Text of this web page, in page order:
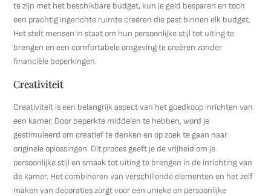
te zijn met het beschikbare budget, kun je geld besparen en toch
een prachtig ingerichte ruimte creëren die past binnen elk budget.
Het stelt mensen in staat om hun persoonlijke stijl tot uiting te
brengen en een comfortabele omgeving te creëren zonder
financiële beperkingen.
Creativiteit
Creativiteit is een belangrijk aspect van het goedkoop inrichten van
een kamer. Door beperkte middelen te hebben, word je
gestimuleerd om creatief te denken en op zoek te gaan naar
originele oplossingen. Dit proces geeft je de vrijheid om je
persoonlijke stijl en smaak tot uiting te brengen in de inrichting van
de kamer. Het combineren van verschillende elementen en het zelf
maken van decoraties zorgt voor een unieke en persoonlijke